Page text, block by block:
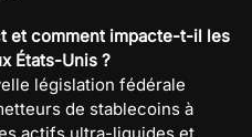
et comment impacte-t-il les
États-Unis ?
législation fédérale
de stablecoins à